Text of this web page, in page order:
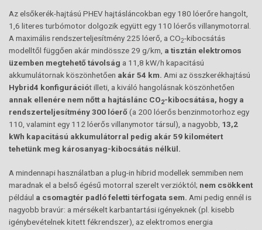
Az elsőkerék-hajtású PHEV hajtásláncokban egy 180 lóerőre hangolt,
1,6 literes turbómotor dolgozik együtt egy 110 lóerős villanymotorral.
A maximális rendszerteljesítmény 225 lóerő, a CO2-kibocsátás
modelltől függően akár mindössze 29 g/km, a tisztán elektromos
üzemben megtehető távolság a 11,8 kW/h kapacitású
akkumulátornak köszönhetően akár 54 km. Ami az összkerékhajtású
Hybrid4 konfigurációt illeti, a kiváló hangolásnak köszönhetően
annak ellenére nem nőtt a hajtáslánc CO2-kibocsátása, hogy a
rendszerteljesítmény 300 lóerő(a 200 lóerős benzinmotorhoz egy
110, valamint egy 112 lóerős villanymotor társul), a nagyobb, 13,2
kWh kapacitású akkumulátorral pedig akár 59 kilométert
tehetünk meg károsanyag-kibocsátás nélkül.
A mindennapi használatban a plug-in hibrid modellek semmiben nem
maradnak el a belső égésű motorral szerelt verzióktól; nem csökkent
például a csomagtér padló feletti térfogata sem. Ami pedig ennél is
nagyobb bravúr: a mérsékelt karbantartási igényeknek (pl. kisebb
igénybevételnek kitett fékrendszer), az elektromos energia